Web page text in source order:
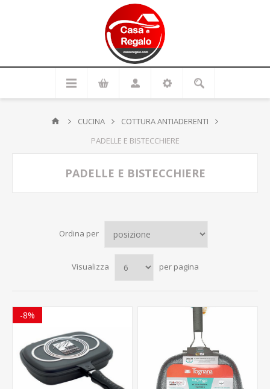
CUCINA
COTTURA ANTIADERENTI
PADELLE E BISTECCHIERE
PADELLE E BISTECCHIERE
Ordina per
Visualizza per pagina
-8%